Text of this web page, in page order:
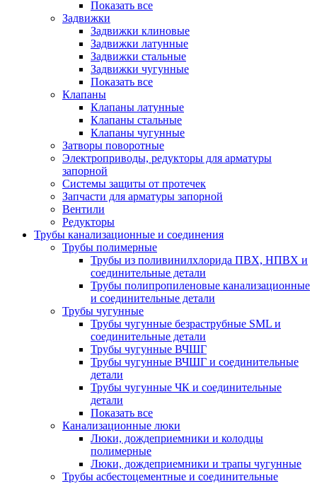
Показать все
Задвижки
Задвижки клиновые
Задвижки латунные
Задвижки стальные
Задвижки чугунные
Показать все
Клапаны
Клапаны латунные
Клапаны стальные
Клапаны чугунные
Затворы поворотные
Электроприводы, редукторы для арматуры
запорной
Системы защиты от протечек
Запчасти для арматуры запорной
Вентили
Редукторы
Трубы канализационные и соединения
Трубы полимерные
Трубы из поливинилхлорида ПВХ, НПВХ и
соединительные детали
Трубы полипропиленовые канализационные
и соединительные детали
Трубы чугунные
Трубы чугунные безраструбные SML и
соединительные детали
Трубы чугунные ВЧШГ
Трубы чугунные ВЧШГ и соединительные
детали
Трубы чугунные ЧК и соединительные
детали
Показать все
Канализационные люки
Люки, дождеприемники и колодцы
полимерные
Люки, дождеприемники и трапы чугунные
Трубы асбестоцементные и соединительные